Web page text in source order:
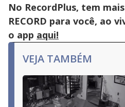
No RecordPlus, tem
RECORD para você, ao
o app aqui!
VEJA TAMBÉM